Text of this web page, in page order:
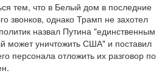
тем, что в Белый дом в последние
звонков, однако Трамп не захотел
назвал Путина "единственным
может уничтожить США" и поставил
персонала отложить их разговор по